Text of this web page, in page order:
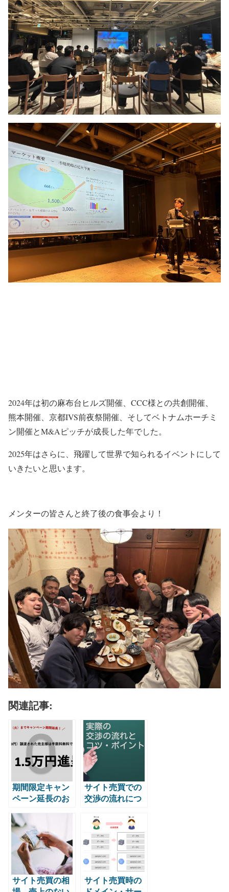
2024年は初の麻布台ヒルズ開催、CCC様との共創開催、
熊本開催、京都IVS前夜祭開催、そしてベトナムホーチミ
ン開催とM&Aピッチが成長した年でした。
2025年はさらに、飛躍して世界で知られるイベントにして
いきたいと思います。
メンターの皆さんと終了後の食事会より！
関連記事:
期間限定キャン
ペーン延長のお
サイト売買での
交渉の流れにつ
のポイントも紹
介【実例あり】
サイト売買の相
サイト売買時の